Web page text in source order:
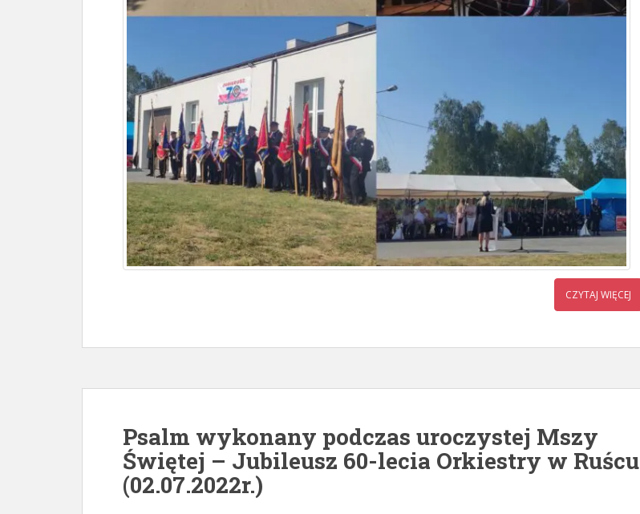
CZYTAJ WIĘCEJ
Psalm wykonany podczas uroczystej Mszy
Świętej – Jubileusz 60-lecia Orkiestry w Ruścu
(02.07.2022r.)